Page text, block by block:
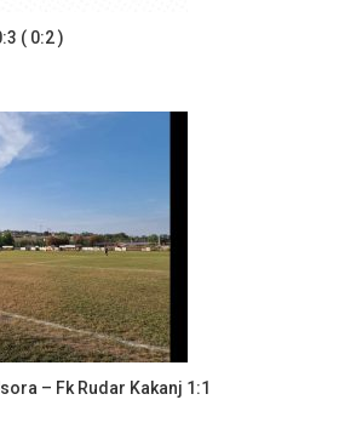
( 0:2 )
– Fk Rudar Kakanj 1:1